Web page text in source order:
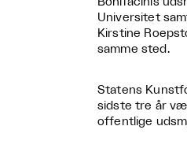
Universitet
Kirstine
samme sted.
Statens
sidste tre år
offentlige